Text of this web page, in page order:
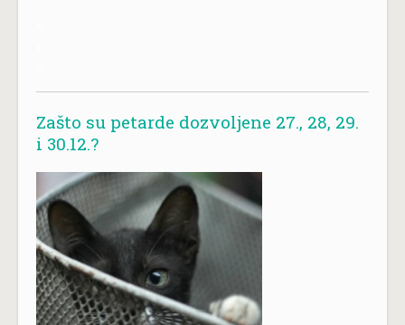
Zašto su petarde dozvoljene 27., 28, 29.
i 30.12.?